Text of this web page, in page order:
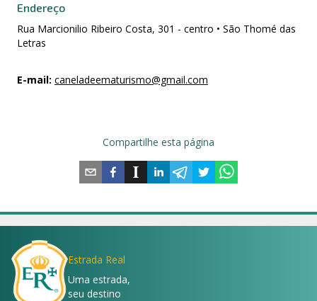
Endereço
Rua Marcionilio Ribeiro Costa, 301 - centro • São Thomé das
Letras
E-mail: caneladeematurismo@gmail.com
Compartilhe esta página
Estrada Real
Uma estrada,
seu destino